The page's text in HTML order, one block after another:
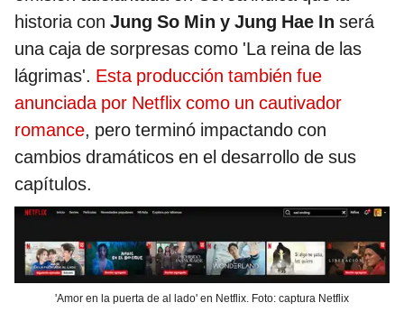
historia con Jung So Min y Jung Hae In será
una caja de sorpresas como 'La reina de las
lágrimas'. Esta producción también fue
anunciada por Netflix como un cautivador
romance, pero terminó impactando con
cambios dramáticos en el desarrollo de sus
capítulos.
'Amor en la puerta de al lado' en Netflix. Foto: captura Netflix